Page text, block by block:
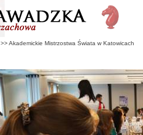
>>Akademickie Mistrzostwa Świata w Katowicach